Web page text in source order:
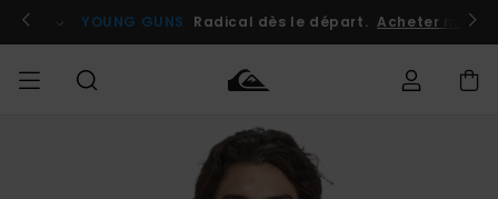
l'information
le
Se connecter / s'inscrire
YOUNG GUNS Radical dès le départ. Acheter
Vêtements
Vêtements
Shop
Shop
Snow
Shop
Outlet
Homme
Accéder à
commande